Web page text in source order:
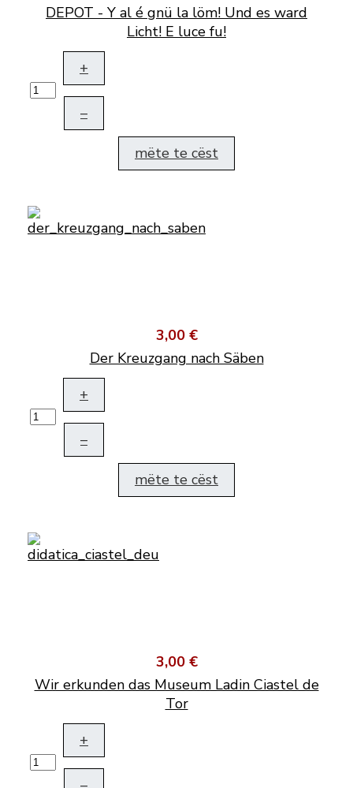
DEPOT - Y al é gnü la löm! Und es ward
Licht! E luce fu!
+
–
mëte te cëst
3,00 €
Der Kreuzgang nach Säben
+
–
mëte te cëst
3,00 €
Wir erkunden das Museum Ladin Ciastel de
Tor
+